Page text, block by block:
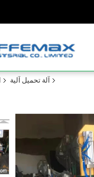
آلة تحميل آلية